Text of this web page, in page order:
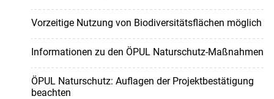
Vorzeitige Nutzung von Biodiversitätsflächen möglich
Informationen zu den ÖPUL Naturschutz-Maßnahmen
ÖPUL Naturschutz: Auflagen der Projektbestätigung
beachten